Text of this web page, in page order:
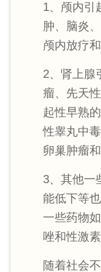
1、颅内引
肿、脑炎
颅内放疗和
2、肾上腺
瘤、先天
起性早熟
性睾丸中
卵巢肿瘤
3、其他一
能低下等
一些药物
唑和性激
随着社会